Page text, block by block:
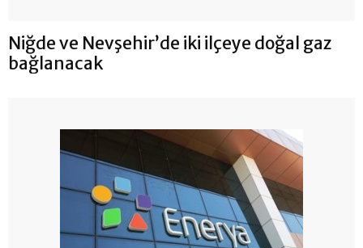
Niğde ve Nevşehir’de iki ilçeye doğal gaz
bağlanacak